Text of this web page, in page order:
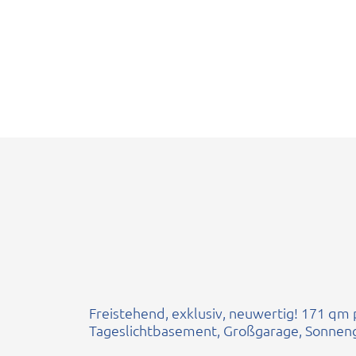
Freistehend, exklusiv, neuwertig! 171 qm
Tageslichtbasement, Großgarage,